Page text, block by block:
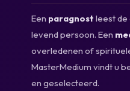
Een paragnost leest
levend persoon. Een
overledenen of
MasterMedium vindt u
en geselecteerd.